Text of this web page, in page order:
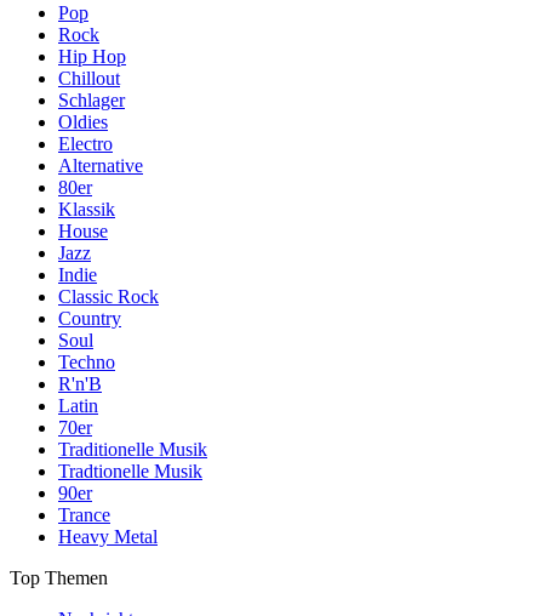
Pop
Rock
Hip Hop
Chillout
Schlager
Oldies
Electro
Alternative
80er
Klassik
House
Jazz
Indie
Classic Rock
Country
Soul
Techno
R'n'B
Latin
70er
Traditionelle Musik
Tradtionelle Musik
90er
Trance
Heavy Metal
Top Themen